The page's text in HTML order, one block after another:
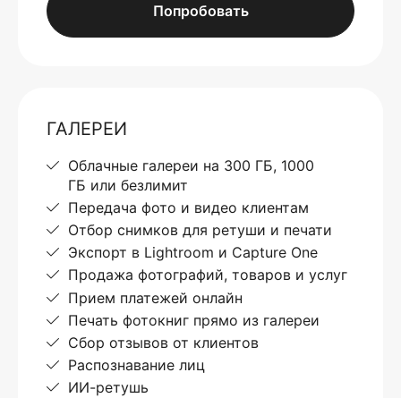
Попробовать
ГАЛЕРЕИ
Облачные галереи на 300 ГБ, 1000
ГБ или безлимит
Передача фото и видео клиентам
Отбор снимков для ретуши и печати
Экспорт в Lightroom и Capture One
Продажа фотографий, товаров и услуг
Прием платежей онлайн
Печать фотокниг прямо из галереи
Сбор отзывов от клиентов
Распознавание лиц
ИИ-ретушь